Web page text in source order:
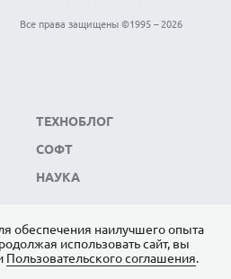
Все права защищены ©1995 – 2026
ТЕХНОБЛОГ
СОФТ
НАУКА
обеспечения наилучшего опыта
использовать сайт, вы
Пользовательского соглашения.